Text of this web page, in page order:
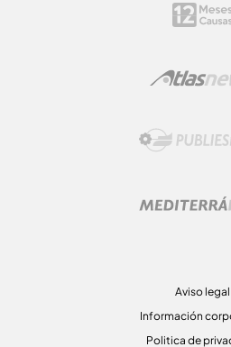
Aviso legal
Información
Politica de